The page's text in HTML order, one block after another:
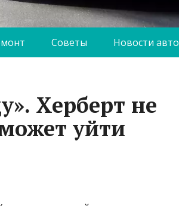
Советы Новости авто
Херберт не
уйти